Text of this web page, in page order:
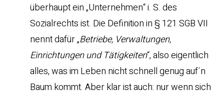
überhaupt ein „Unternehmen“ i. S. des
Sozialrechts ist. Die Definition in § 121 SGB VII
nennt dafür „Betriebe, Verwaltungen,
Einrichtungen und Tätigkeiten“, also eigentlich
alles, was im Leben nicht schnell genug auf´n
Baum kommt. Aber klar ist auch: nur wenn sich